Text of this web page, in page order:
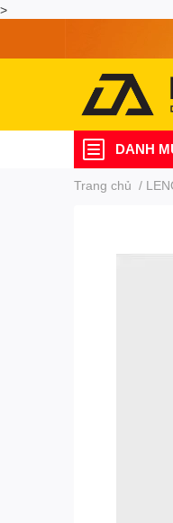
>
DANH
Trang chủ /